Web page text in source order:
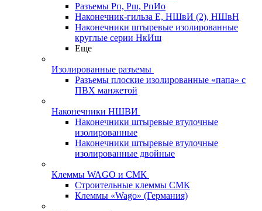
Разъемы Рп, Рш, РпИо
Наконечник-гильза Е, НШвИ (2), НШвН
Наконечники штыревые изолированные
круглые серии НкИш
Еще
Изолированные разъемы
Разъемы плоские изолированные «папа» с
ПВХ манжетой
Наконечники НШВИ
Наконечники штыревые втулочные
изолированные
Наконечники штыревые втулочные
изолированные двойные
Клеммы WAGO и СМК
Строительные клеммы СМК
Клеммы «Wago» (Германия)